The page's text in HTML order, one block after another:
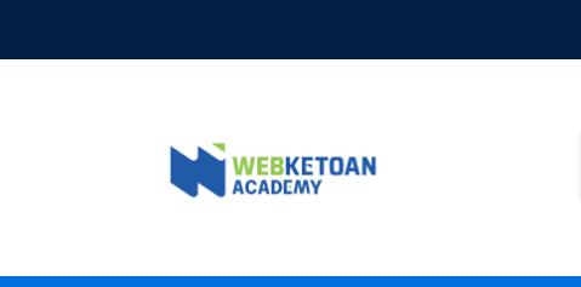
Tribeco DN ngoại